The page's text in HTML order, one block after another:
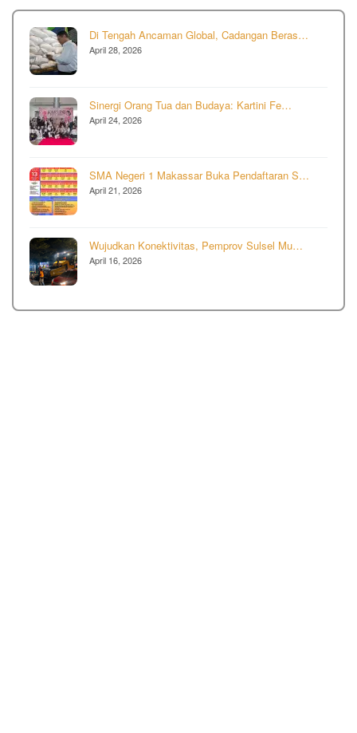
Di Tengah Ancaman Global, Cadangan Beras…
April 28, 2026
Sinergi Orang Tua dan Budaya: Kartini Fe…
April 24, 2026
SMA Negeri 1 Makassar Buka Pendaftaran S…
April 21, 2026
Wujudkan Konektivitas, Pemprov Sulsel Mu…
April 16, 2026